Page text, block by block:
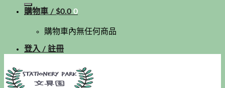
購物車 / $0.0 0
購物車內無任何商品
登入 / 註冊